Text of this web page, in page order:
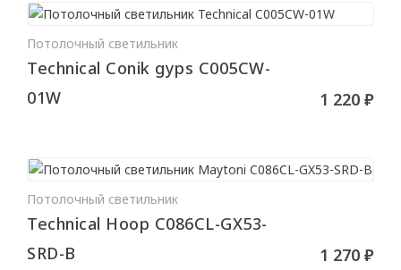
ПАНЕЛИ
Рельефные
Рифленые
Классические
Из полиуретана
Из дюрополимера
Потолочный светильник
Technical Conik gyps C005CW-
01W
1 220 ₽
Потолочный светильник
Technical Hoop C086CL-GX53-
SRD-B
1 270 ₽